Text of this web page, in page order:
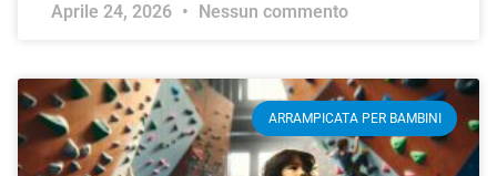
Aprile 24, 2026 Nessun commento
ARRAMPICATA PER BAMBINI